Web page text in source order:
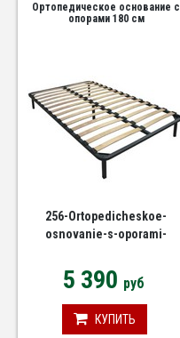
Ортопедическое основание с
опорами 180 см
256-Ortopedicheskoe-
osnovanie-s-oporami-
5 390 руб
КУПИТЬ